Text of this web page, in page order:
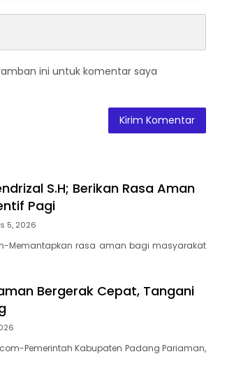
ini untuk komentar saya
S.H; Berikan Rasa Aman
Pagi
5, 2026
Memantapkan rasa aman bagi masyarakat
Bergerak Cepat, Tangani
Pemerintah Kabupaten Padang Pariaman,